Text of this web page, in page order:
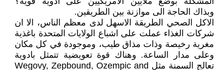
وبذاك الحاجة الى موازنة بين الطريقين.
الاكل الصحي الطريقة الاسهل لدى معظم الناس، الا ان
شركات الغذاء عملت على اشباع الولايات المتحدة باغذية
مغرية رخيصة وذات مذاق طيب، وموجودة في كل مكان
وعلى مدار الساعة. وهناك قوة تعويضية تتمثل بادوية
تعالج السمنة مثل Wegovy, Zepbound, Ozempic and